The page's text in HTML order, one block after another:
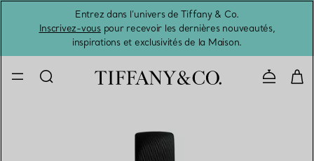
Entrez dans l’univers de Tiffany & Co.
Inscrivez-vouspour recevoir les dernières nouveautés,
inspirations et exclusivités de la Maison.